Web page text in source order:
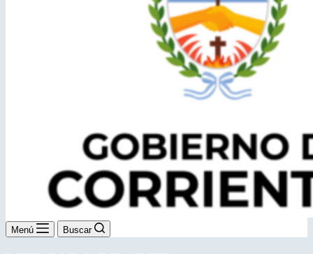
Menú Buscar